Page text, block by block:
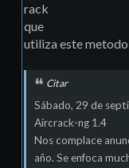
rack
que
utiliza este metodo
Citar
Sábado, 29 de
Aircrack-ng 1.4
Nos complace
año. Se enfoca